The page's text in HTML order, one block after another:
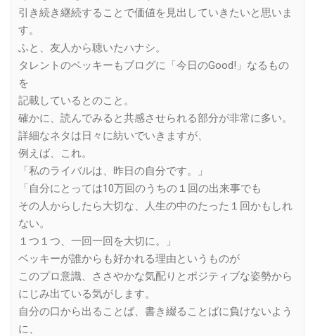
引き続き継続することで価値を見出していきたいと思いま
す。
ふと、友人から聴いたハナシ。
タレントのベッキーもブログに「今日のGood!」なるもの
を
記載しているとのこと。
確かに、読んでみると共感させられる部分が非常に多い。
詳細なネタは日々に紡いでいきますが、
例えば、これ。
「私のライバルは、昨日の自分です。」
「自分にとっては10万回のうちの１回の出来事でも
その人からしたら大切な、人生の中のたった１回かもしれ
ない。
１つ１つ、一回一回を大切に。」
ベッキーが誰からも好かれる理由というものが
このプロ意識、ささやかな気配りとポジティブな姿勢から
にじみ出ている気がします。
自分の口から出ることば、書き綴ることばに負けないよう
に、